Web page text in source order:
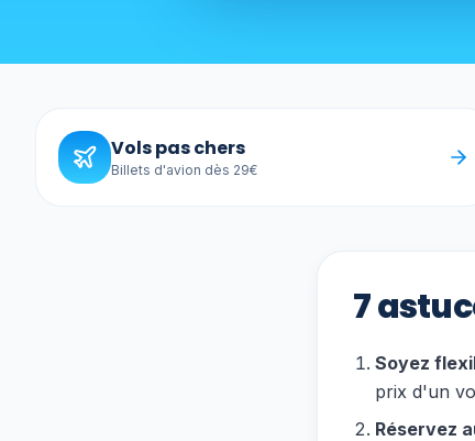
Vols pas chers
Billets d'avion dès 29€
7
Soyez
prix d'un
Réservez